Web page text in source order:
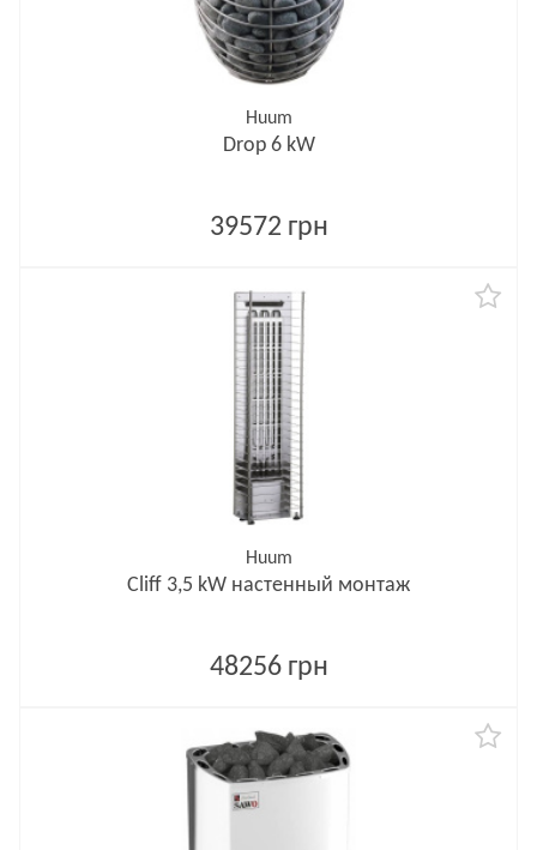
Huum
Drop 6 kW
39572 грн
Huum
Cliff 3,5 kW настенный монтаж
48256 грн